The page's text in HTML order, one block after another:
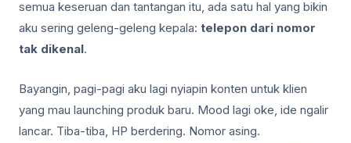
semua keseruan dan tantangan itu, ada satu hal yang bikin
aku sering geleng-geleng kepala: telepon dari nomor
tak dikenal.
Bayangin, pagi-pagi aku lagi nyiapin konten untuk klien
yang mau launching produk baru. Mood lagi oke, ide ngalir
lancar. Tiba-tiba, HP berdering. Nomor asing.